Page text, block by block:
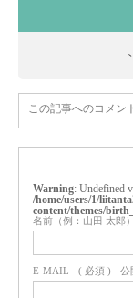
この記事へのコメン
Warning : Undefined
/home/users/1/
content/themes/
名前（例：山田 太郎）
E-MAIL ( 必須 ) - 公